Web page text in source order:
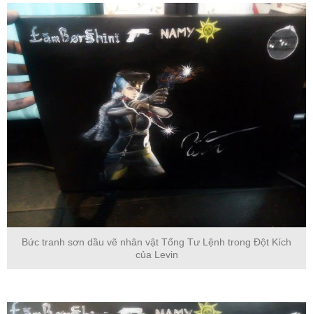
Bức tranh sơn dầu vẽ nhân vật Tổng Tư Lệnh trong Đột Kích
của Levin